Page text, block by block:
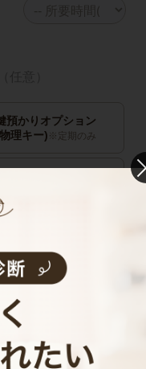
預かりオプション
理キー) ※定期のみ
容